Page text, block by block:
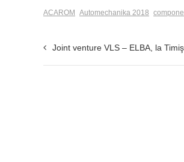
ACAROM Automechanika 2018
Joint venture VLS – ELBA, la